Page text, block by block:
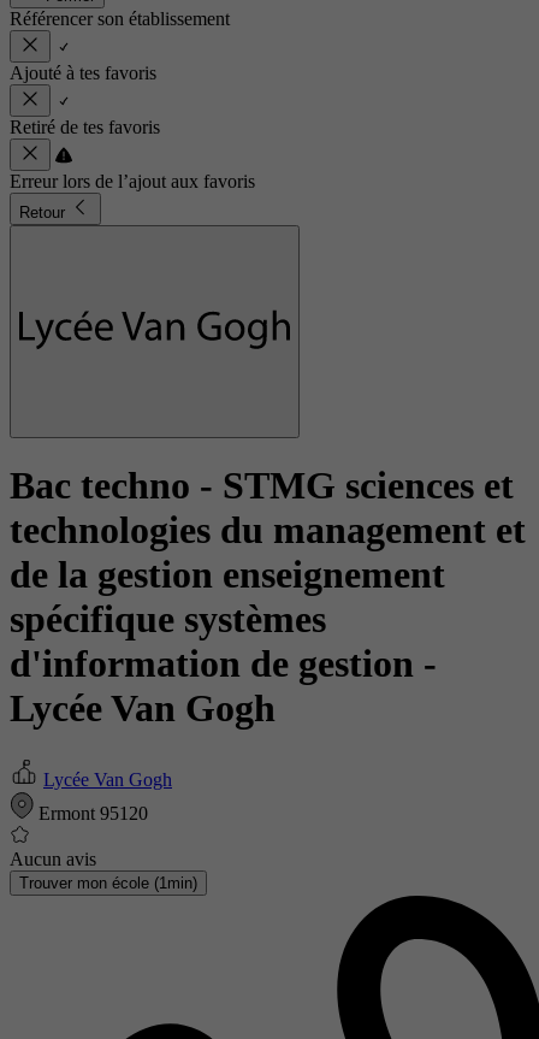
Référencer son établissement
Ajouté à tes favoris
Retiré de tes favoris
Erreur lors de l’ajout aux favoris
Retour
Bac techno - STMG sciences et
technologies du management et
de la gestion enseignement
spécifique systèmes
d'information de gestion -
Lycée Van Gogh
Lycée Van Gogh
Ermont 95120
Aucun avis
Trouver mon école (1min)